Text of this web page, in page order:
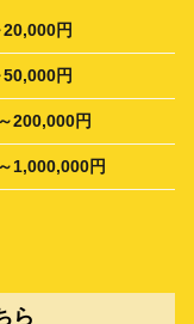
円
円
200,000円
1,000,000円
ら